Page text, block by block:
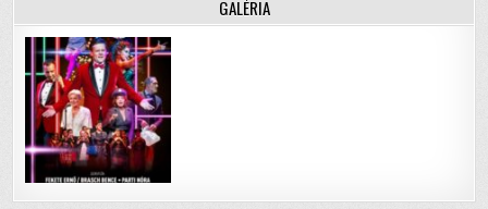
GALÉRIA